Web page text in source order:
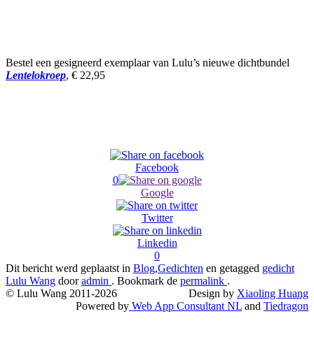
Bestel een gesigneerd exemplaar van Lulu’s nieuwe dichtbundel
Lentelokroep, € 22,95
Facebook
0
Google
Twitter
Linkedin
0
Dit bericht werd geplaatst in Blog,Gedichten en getagged gedicht
Lulu Wang dooradmin . Bookmark de permalink .
© Lulu Wang 2011-2026
Design by Xiaoling Huang
Powered by Web App Consultant NL and Tiedragon